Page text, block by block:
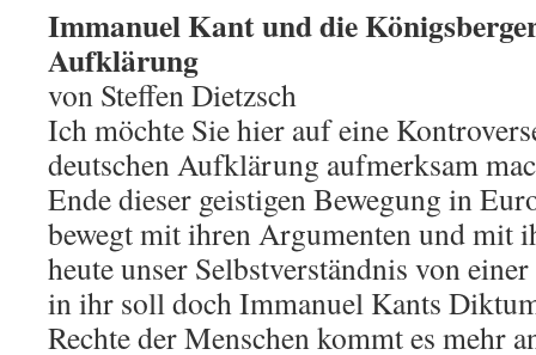
Immanuel Kant und die
Aufklärung
von Steffen Dietzsch
Ich möchte Sie hier auf eine
deutschen Aufklärung aufmerksam
Ende dieser geistigen Bewegung in
bewegt mit ihren Argumenten und mit
heute unser Selbstverständnis von
in ihr soll doch Immanuel Kants
Rechte der Menschen kommt es mehr